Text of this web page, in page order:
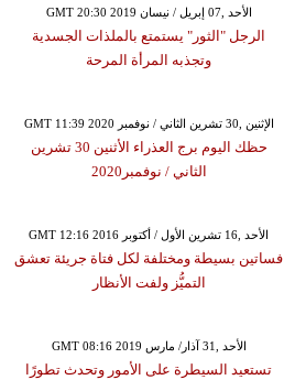
GMT 20:30 2019 الأحد ,07 إبريل / نيسان
الرجل "الثور" يستمتع بالملذات الجسدية
وتجذبه المرأة المرحة
GMT 11:39 2020 الإثنين ,30 تشرين الثاني / نوفمبر
حظك اليوم برج العذراء الأثنين 30 تشرين
الثاني / نوفمبر2020
GMT 12:16 2016 الأحد ,16 تشرين الأول / أكتوبر
فساتين بسيطة ومختلفة لكل فتاة جريئة تعشق
التميُّز ولفت الأنظار
GMT 08:16 2019 الأحد ,31 آذار/ مارس
تستعيد السيطرة على الأمور وتحدث تطورًا